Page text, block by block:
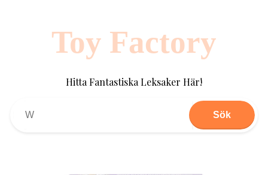
Toy Factory
Hitta Fantastiska Leksaker Här!
Sök